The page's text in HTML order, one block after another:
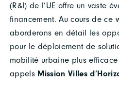
(R&I) de l’UE offre un vaste
financement. Au cours de ce
aborderons en détail les
pour le déploiement de
mobilité urbaine plus
appels Mission Villes